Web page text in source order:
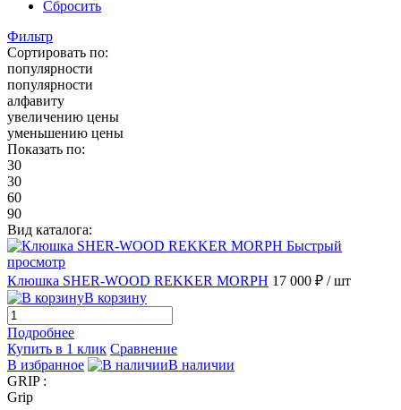
Сбросить
Фильтр
Сортировать по:
популярности
популярности
алфавиту
увеличению цены
уменьшению цены
Показать по:
30
30
60
90
Вид каталога:
Быстрый
просмотр
Клюшка SHER-WOOD REKKER MORPH 17 000 ₽ / шт
В корзину
Подробнее
Купить в 1 клик Сравнение
В избранное
В наличии
GRIP :
Grip